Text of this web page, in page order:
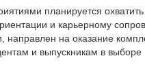
планируется
и карьерному
на оказание
и выпускникам в выборе